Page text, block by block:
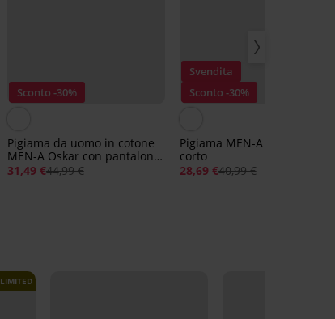
Sconto -30%
Pigiama da uomo in cotone
MEN-A Oskar con pantaloni
lunghi
31,49 €44,99 €
Svendita
Sconto -30%
Pigiama MEN-A Bamboo
corto
28,69 €40,99 €
LIMITED